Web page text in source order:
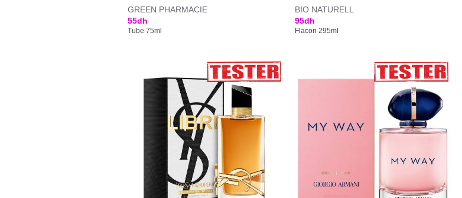
GREEN PHARMACIE
55dh
Tube 75ml
BIO NATURELL
95dh
Flacon 295ml